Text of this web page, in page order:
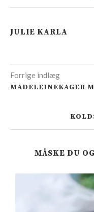
JULIE KARLA
Forrige indlæg
MADELEINEKAGER
MÅSKE DU